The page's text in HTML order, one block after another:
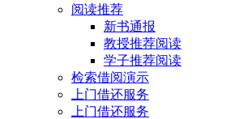
阅读推荐
新书通报
教授推荐阅读
学子推荐阅读
检索借阅演示
上门借还服务
上门借还服务